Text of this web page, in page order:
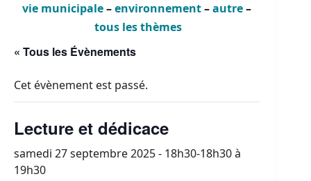
vie municipale–environnement–autre–
tous les thèmes
« Tous les Évènements
Cet évènement est passé.
Lecture et dédicace
samedi 27 septembre 2025 - 18h30-18h30à
19h30